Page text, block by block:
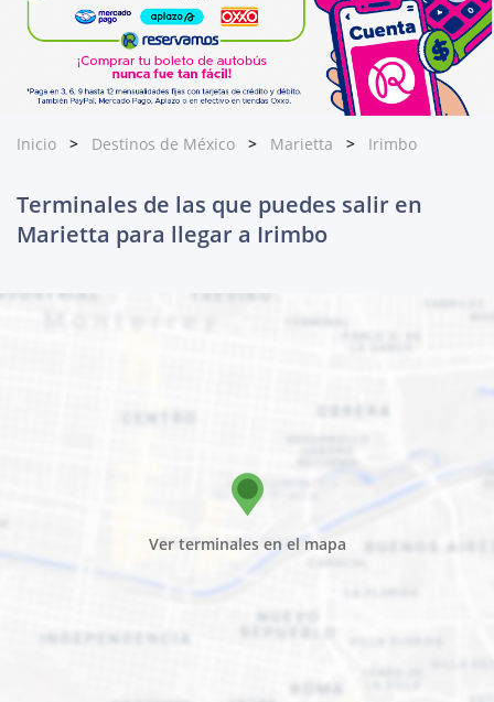
Inicio Destinos de México Marietta Irimbo
Terminales de las que puedes salir en
Marietta para llegar a Irimbo
Ver terminales en el mapa